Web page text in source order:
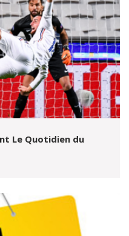
Le Quotidien du